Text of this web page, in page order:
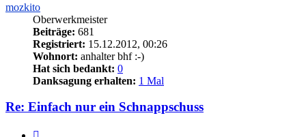
mozkito
Oberwerkmeister
Beiträge: 681
Registriert: 15.12.2012, 00:26
Wohnort: anhalter bhf :-)
Hat sich bedankt: 0
Danksagung erhalten: 1 Mal
Re: Einfach nur ein Schnappschuss